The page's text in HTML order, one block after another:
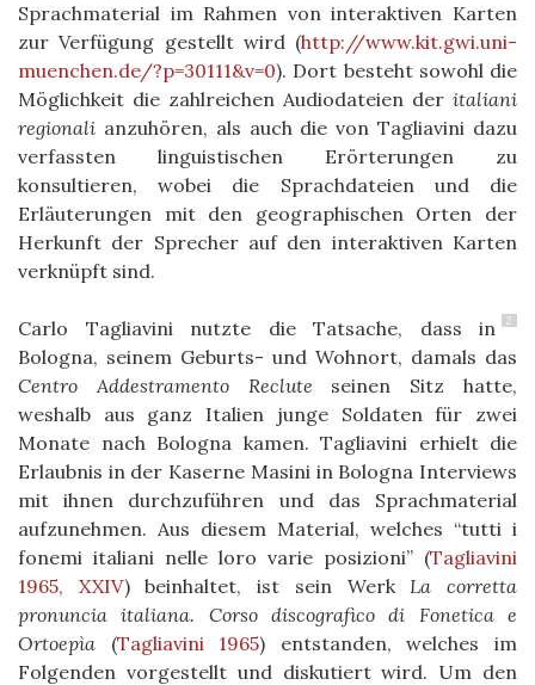
Sprachmaterial im Rahmen von interaktiven Karten
zur Verfügung gestellt wird (http://www.kit.gwi.uni-
muenchen.de/?p=30111&v=0). Dort besteht sowohl die
Möglichkeit die zahlreichen Audiodateien der italiani
regionali anzuhören, als auch die von Tagliavini dazu
verfassten linguistischen Erörterungen zu
konsultieren, wobei die Sprachdateien und die
Erläuterungen mit den geographischen Orten der
Herkunft der Sprecher auf den interaktiven Karten
verknüpft sind.
2
Carlo Tagliavini nutzte die Tatsache, dass in
Bologna, seinem Geburts- und Wohnort, damals das
Centro Addestramento Reclute seinen Sitz hatte,
weshalb aus ganz Italien junge Soldaten für zwei
Monate nach Bologna kamen. Tagliavini erhielt die
Erlaubnis in der Kaserne Masini in Bologna Interviews
mit ihnen durchzuführen und das Sprachmaterial
aufzunehmen. Aus diesem Material, welches “tutti i
fonemi italiani nelle loro varie posizioni” (Tagliavini
1965, XXIV)beinhaltet, ist sein WerkLa corretta
pronuncia italiana. Corso discografico di Fonetica e
Ortoepìa
(Tagliavini 1965) entstanden, welches im
Folgenden vorgestellt und diskutiert wird. Um den